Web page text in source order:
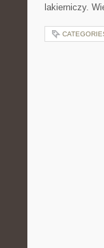
lakierniczy.